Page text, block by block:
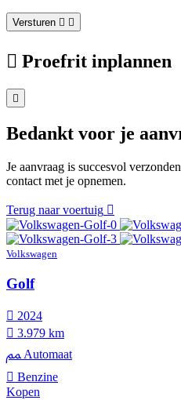
Versturen
Proefrit inplannen
Bedankt voor je
Je aanvraag is succesvol
contact met je opnemen.
Terug naar voertuig
Volkswagen
Golf
2024
3.979 km
Automaat
Benzine
Kopen